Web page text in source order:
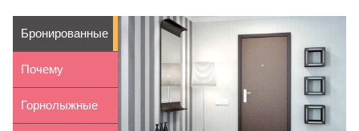
Бронированные
металлические
две...
Почему
контактные
Горнолыжные